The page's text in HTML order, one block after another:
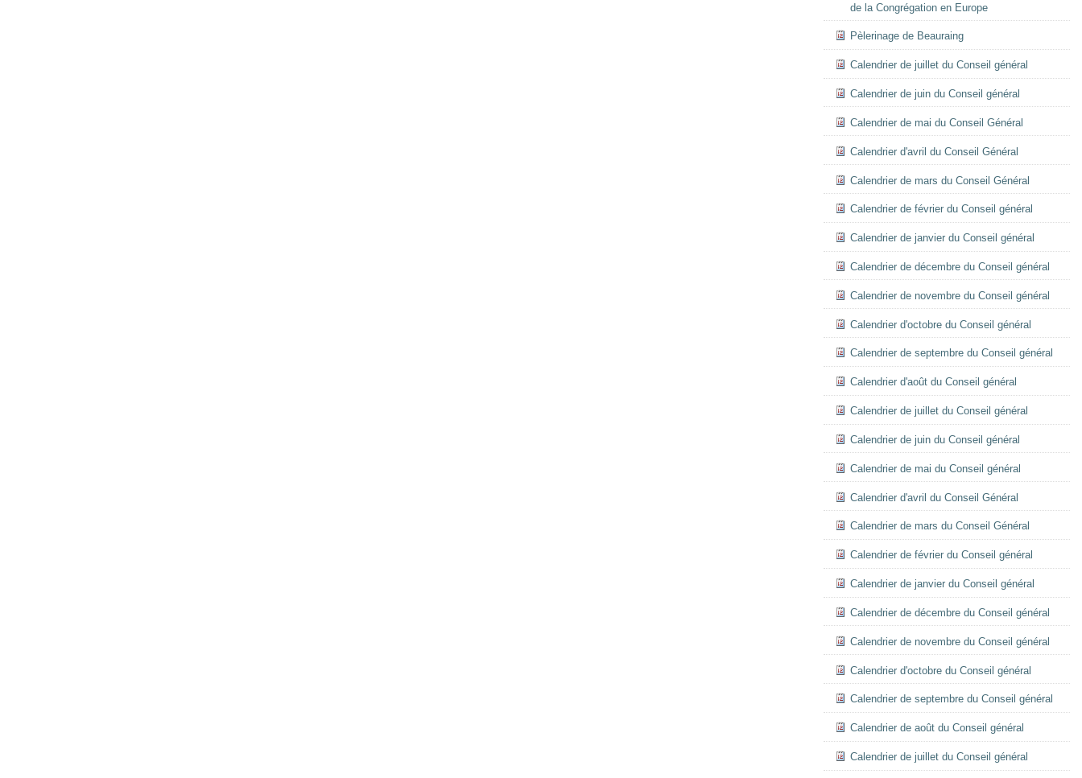
de la Congrégation en Europe
Pèlerinage de Beauraing
Calendrier de juillet du Conseil général
Calendrier de juin du Conseil général
Calendrier de mai du Conseil Général
Calendrier d'avril du Conseil Général
Calendrier de mars du Conseil Général
Calendrier de février du Conseil général
Calendrier de janvier du Conseil général
Calendrier de décembre du Conseil général
Calendrier de novembre du Conseil général
Calendrier d'octobre du Conseil général
Calendrier de septembre du Conseil général
Calendrier d'août du Conseil général
Calendrier de juillet du Conseil général
Calendrier de juin du Conseil général
Calendrier de mai du Conseil général
Calendrier d'avril du Conseil Général
Calendrier de mars du Conseil Général
Calendrier de février du Conseil général
Calendrier de janvier du Conseil général
Calendrier de décembre du Conseil général
Calendrier de novembre du Conseil général
Calendrier d'octobre du Conseil général
Calendrier de septembre du Conseil général
Calendrier de août du Conseil général
Calendrier de juillet du Conseil général